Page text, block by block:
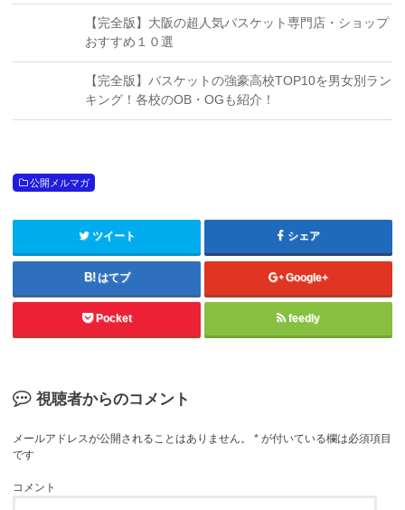
【完全版】大阪の超人気バスケット専門店・ショップ
おすすめ１０選
【完全版】バスケットの強豪高校TOP10を男女別ラン
キング！各校のOB・OGも紹介！
公開メルマガ
ツイート シェア
はてブ Google+
Pocket feedly
視聴者からのコメント
メールアドレスが公開されることはありません。 * が付いている欄は必須項目
です
コメント